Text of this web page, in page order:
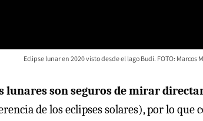
Eclipse lunar en 2020 visto desde el lago Budi. FOTO: Marcos
lunares son seguros de mirar
de los eclipses solares), por lo que